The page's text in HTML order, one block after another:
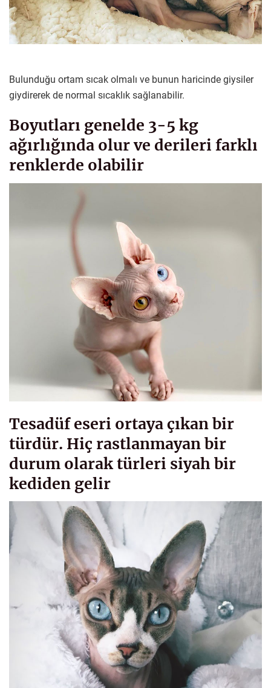
Bulunduğu ortam sıcak olmalı ve bunun haricinde giysiler
giydirerek de normal sıcaklık sağlanabilir.
Boyutları genelde 3-5 kg
ağırlığında olur ve derileri farklı
renklerde olabilir
Tesadüf eseri ortaya çıkan bir
türdür. Hiç rastlanmayan bir
durum olarak türleri siyah bir
kediden gelir